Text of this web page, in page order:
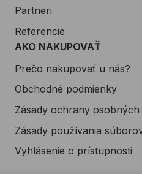
Partneri
Referencie
AKO NAKUPOVAŤ
Prečo nakupovať u nás?
Obchodné podmienky
Zásady ochrany osobných
Zásady používania
Vyhlásenie o prístupnosti